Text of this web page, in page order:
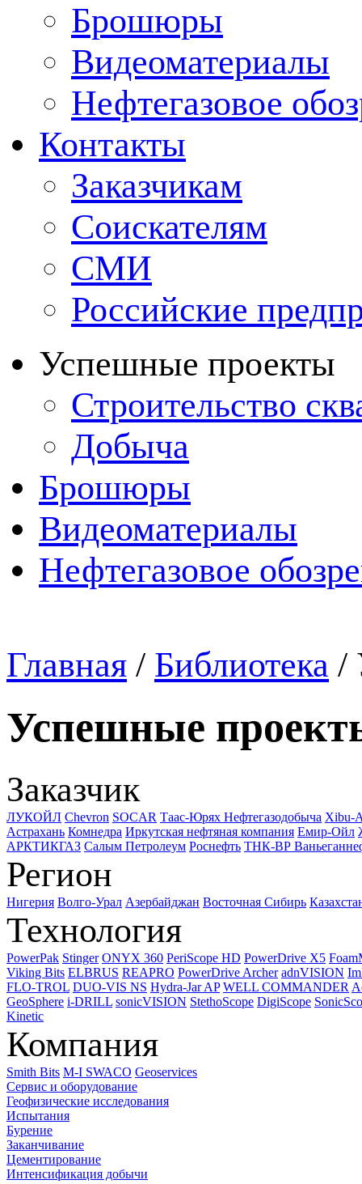
Брошюры
Видеоматериалы
Нефтегазовое
Контакты
Заказчикам
Соискателям
СМИ
Российские
Успешные проекты
Строительство
Добыча
Брошюры
Видеоматериалы
Нефтегазовое
Главная / Библиотека /
Успешные
Заказчик
ЛУКОЙЛ Chevron SOCAR Таас-Юрях Нефтегазодобыча Xibu-
Астрахань Комнедра Иркутская нефтяная компания Емир-Ойл
АРКТИКГАЗ Салым Петролеум Роснефть ТНК-ВР
Регион
Нигерия Волго-Урал Азербайджан Восточная Сибирь
Технология
PowerPak Stinger ONYX 360 PeriScope HD PowerDrive X5
Viking Bits ELBRUS REAPRO PowerDrive Archer adnVISION
FLO-TROL DUO-VIS NS Hydra-Jar AP WELL COMMANDER
GeoSphere i-DRILL sonicVISION StethoScope DigiScope
Kinetic
Компания
Smith Bits M-I SWACO Geoservices
Сервис и оборудование
Геофизические исследования
Испытания
Бурение
Заканчивание
Цементирование
Интенсификация добычи